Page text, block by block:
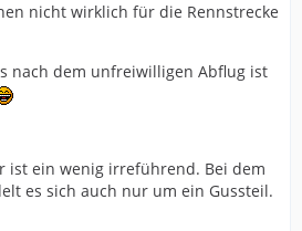
nicht wirklich für die Rennstrecke
nach dem unfreiwilligen Abflug ist
ist ein wenig irreführend. Bei dem
es sich auch nur um ein Gussteil.